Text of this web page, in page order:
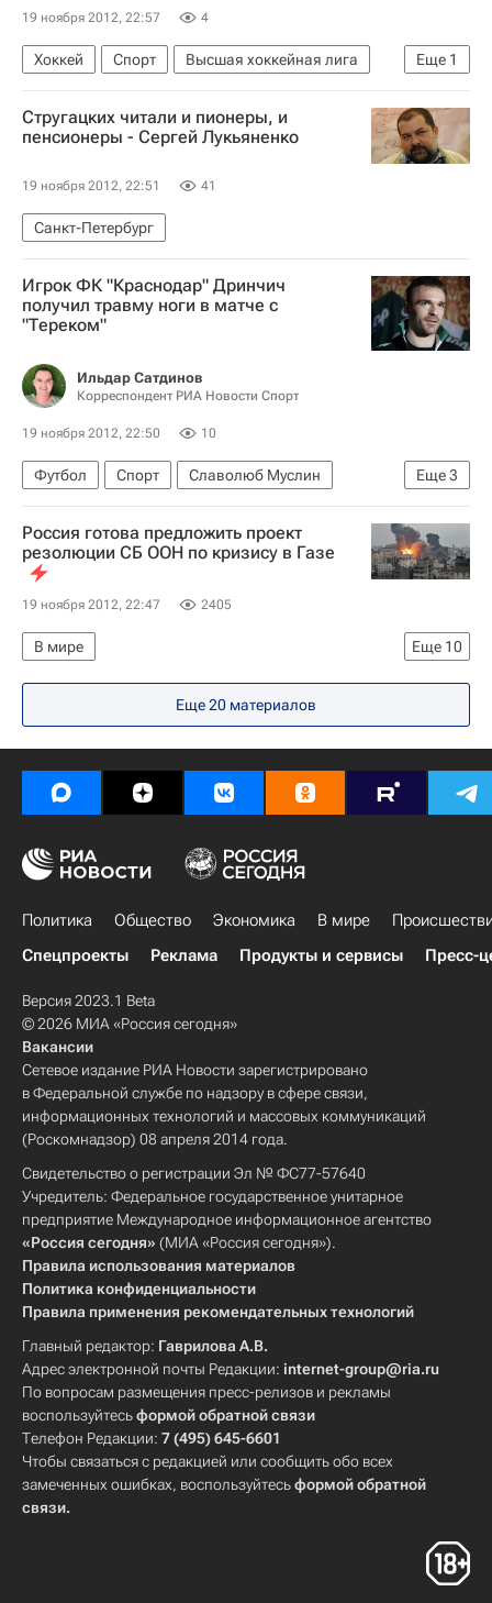
Роберт Земекис
Россия
19 ноября 2012, 22:57 4
Еще 1
Хоккей Спорт
Высшая хоккейная лига
Сокол (Красноярск)
Стругацких читали и пионеры, и
пенсионеры - Сергей Лукьяненко
19 ноября 2012, 22:51 41
Санкт-Петербург
Игрок ФК "Краснодар" Дринчич
получил травму ноги в матче с
"Тереком"
Ильдар Сатдинов
Корреспондент РИА Новости Спорт
19 ноября 2012, 22:50 10
Еще3
Футбол Спорт
Славолюб Муслин
РПЛ 2026-2027 (Чемпионат России по футболу)
Краснодар
Никола Дринчич
Россия готова предложить проект
резолюции СБ ООН по кризису в Газе
19 ноября 2012, 22:47 2405
Еще 10
В мире
Обострение ситуации на Ближнем Востоке
Весь мир Азия
Европа
Палестина
Виталий Чуркин
Совет Безопасности ООН
Сектор Газа
Россия
Еще 20 материалов
Политика Общество Экономика В мире
Спецпроекты
Реклама Продукты и сервисы Пресс-
Версия 2023.1 Beta
© 2026 МИА «Россия сегодня»
Вакансии
Сетевое издание РИА Новости зарегистрировано
в Федеральной службе по надзору в сфере связи,
информационных технологий и массовых коммуникаций
(Роскомнадзор) 08 апреля 2014 года.
Свидетельство о регистрации Эл № ФС77-57640
Учредитель: Федеральное государственное унитарное
предприятие Международное информационное агентство
«Россия сегодня» (МИА «Россия сегодня»).
Правила использования материалов
Политика конфиденциальности
Правила применения рекомендательных технологий
Главный редактор: Гаврилова А.В.
Адрес электронной почты Редакции: internet-group@ria.ru
По вопросам размещения пресс-релизов и рекламы
воспользуйтесьформой обратной связи
Телефон Редакции: 7 (495) 645-6601
Чтобы связаться с редакцией или сообщить обо всех
замеченных ошибках, воспользуйтесьформой обратной
связи.